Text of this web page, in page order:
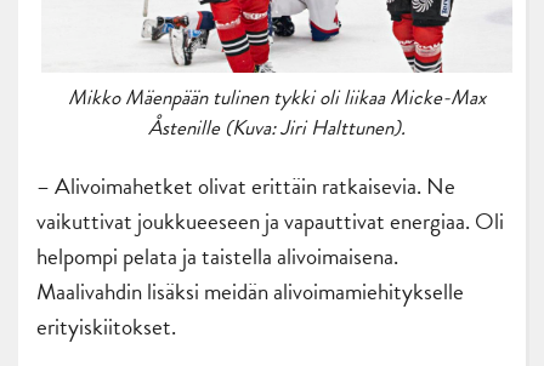
Mikko Mäenpään tulinen tykki oli liikaa Micke-Max
Åstenille (Kuva: Jiri Halttunen).
– Alivoimahetket olivat erittäin ratkaisevia. Ne
vaikuttivat joukkueeseen ja vapauttivat energiaa. Oli
helpompi pelata ja taistella alivoimaisena.
Maalivahdin lisäksi meidän alivoimamiehitykselle
erityiskiitokset.